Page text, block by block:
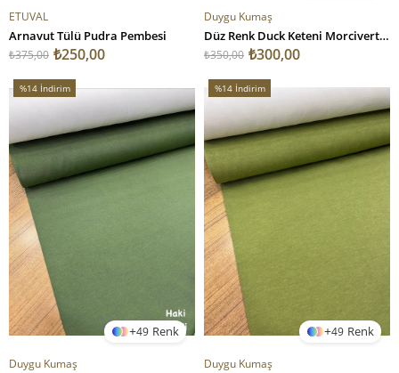
ETUVAL
Arnavut Tülü Pudra Pembesi
₺250,00
₺375,00
Duygu Kumaş
Düz Renk Duck Keteni Morcivert Morcivert
₺300,00
₺350,00
49
%14 İndirim
Duygu Kumaş
49
%14 İndirim
%14İndirim
Duygu Kumaş